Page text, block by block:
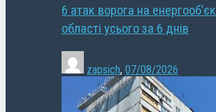
6 атак ворога на
області усього за 6 днів
zapsich, 07/08/2026